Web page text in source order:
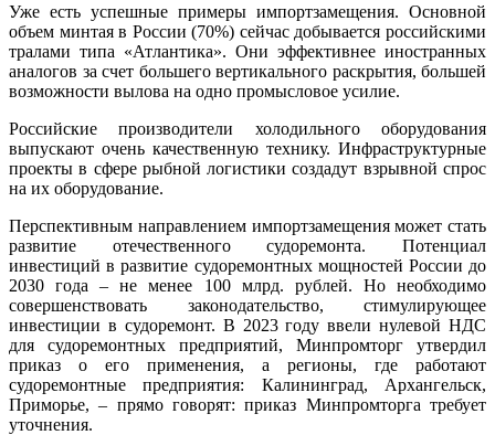
Уже есть успешные примеры импортзамещения. Основной
объем минтая в России (70%) сейчас добывается российскими
тралами типа «Атлантика». Они эффективнее иностранных
аналогов за счет большего вертикального раскрытия, большей
возможности вылова на одно промысловое усилие.
Российские производители холодильного оборудования
выпускают очень качественную технику. Инфраструктурные
проекты в сфере рыбной логистики создадут взрывной спрос
на их оборудование.
Перспективным направлением импортзамещения может стать
развитие отечественного судоремонта. Потенциал
инвестиций в развитие судоремонтных мощностей России до
2030 года – не менее 100 млрд. рублей. Но необходимо
совершенствовать законодательство, стимулирующее
инвестиции в судоремонт. В 2023 году ввели нулевой НДС
для судоремонтных предприятий, Минпромторг утвердил
приказ о его применения, а регионы, где работают
судоремонтные предприятия: Калининград, Архангельск,
Приморье, – прямо говорят: приказ Минпромторга требует
уточнения.